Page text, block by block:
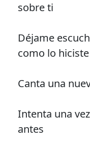
sobre ti
Déjame
como lo
Canta una
Intenta una
antes